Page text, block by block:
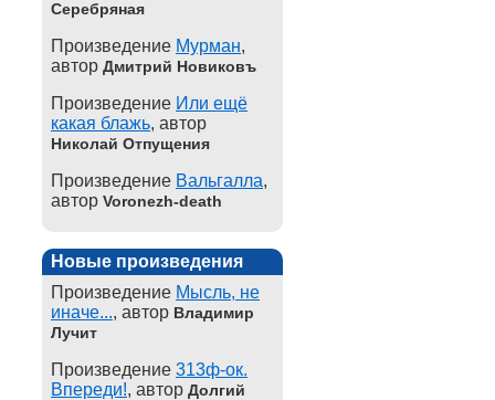
Серебряная
Произведение Мурман,
автор Дмитрий Новиковъ
Произведение Или ещё
какая блажь, автор
Николай Отпущения
Произведение Вальгалла,
автор Voronezh-death
Новые произведения
Произведение Мысль, не
иначе..., автор Владимир
Лучит
Произведение 313ф-ок.
Впереди!, автор Долгий